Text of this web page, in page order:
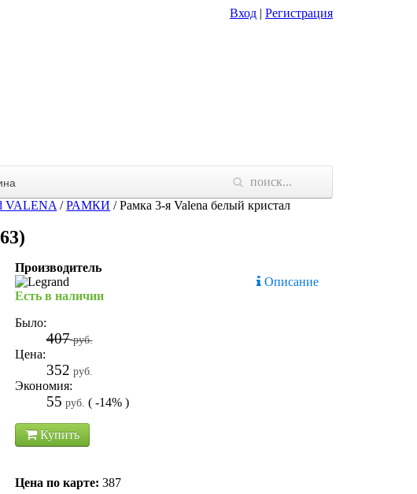
Вход | Регистрация
VALENA /РАМКИ /Рамка 3-я Valena белый кристал
Производитель
Есть в наличии
Было:
407 руб.
Цена:
352 руб.
Экономия:
55 руб. ( -14% )
Купить
Цена по карте: 387
Описание